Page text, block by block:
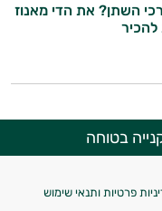
השתן? את הדי מאנוז
להכיר
פרטיות ותנאי שימוש